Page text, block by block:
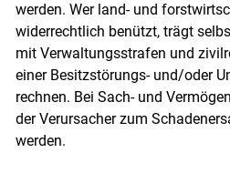
werden. Wer land- und
widerrechtlich benützt, trägt
mit Verwaltungsstrafen und
einer Besitzstörungs- und/oder
rechnen. Bei Sach- und
der Verursacher zum
werden.